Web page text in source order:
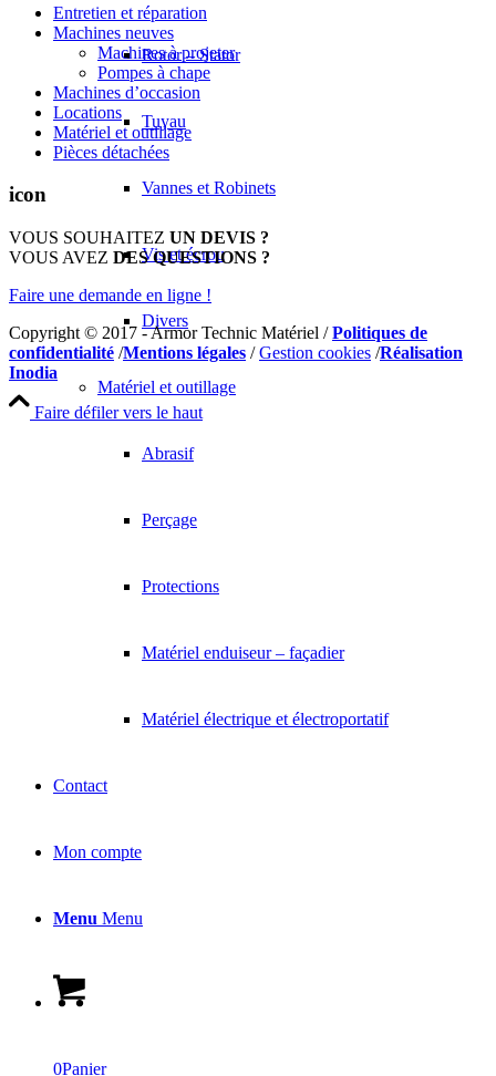
Rotor – Stator
Tuyau
Vannes et Robinets
Vis et écrou
Divers
Matériel et outillage
Abrasif
Perçage
Protections
Matériel enduiseur – façadier
Matériel électrique et électroportatif
Contact
Mon compte
Menu Menu
0Panier
Entretien et réparation
Machines neuves
Machines à projeter
Pompes à chape
Machines d’occasion
Locations
Matériel et outillage
Pièces détachées
icon
VOUS SOUHAITEZ UN DEVIS ?
VOUS AVEZ DES QUESTIONS ?
Faire une demande en ligne !
Copyright © 2017 - Armor Technic Matériel /Politiques de
confidentialité /Mentions légales /Gestion cookies /Réalisation
Inodia
Faire défiler vers le haut